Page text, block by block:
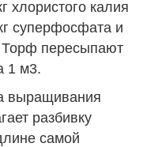
хлористого калия
суперфосфата и
Торф пересыпают
1 м3.
выращивания
разбивку
самой